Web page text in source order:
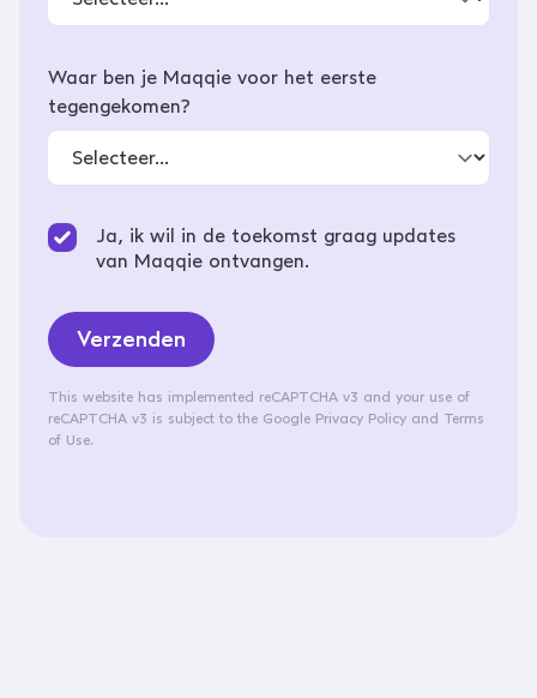
Waar ben je Maqqie voor het eerste
tegengekomen?
Ja, ik wil in de toekomst graag updates
van Maqqie ontvangen.
Verzenden
This website has implemented reCAPTCHA v3 and your use of
reCAPTCHA v3 is subject to the Google Privacy Policy and Terms
of Use.